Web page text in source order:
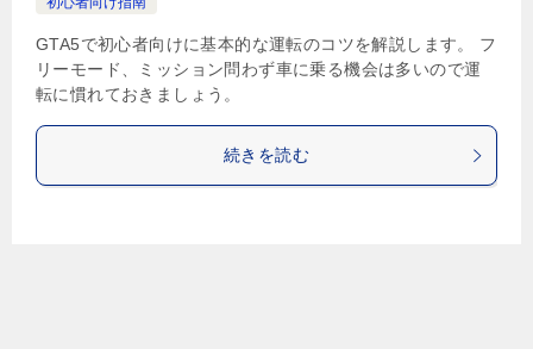
GTA5で初心者向けに基本的な運転のコツを解説します。 フ
リーモード、ミッション問わず車に乗る機会は多いので運
転に慣れておきましょう。
続きを読む